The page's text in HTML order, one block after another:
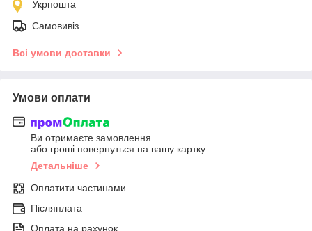
Укрпошта
Самовивіз
Всі умови доставки
Умови оплати
Ви отримаєте замовлення
або гроші повернуться на вашу картку
Детальніше
Оплатити частинами
Післяплата
Оплата на рахунок